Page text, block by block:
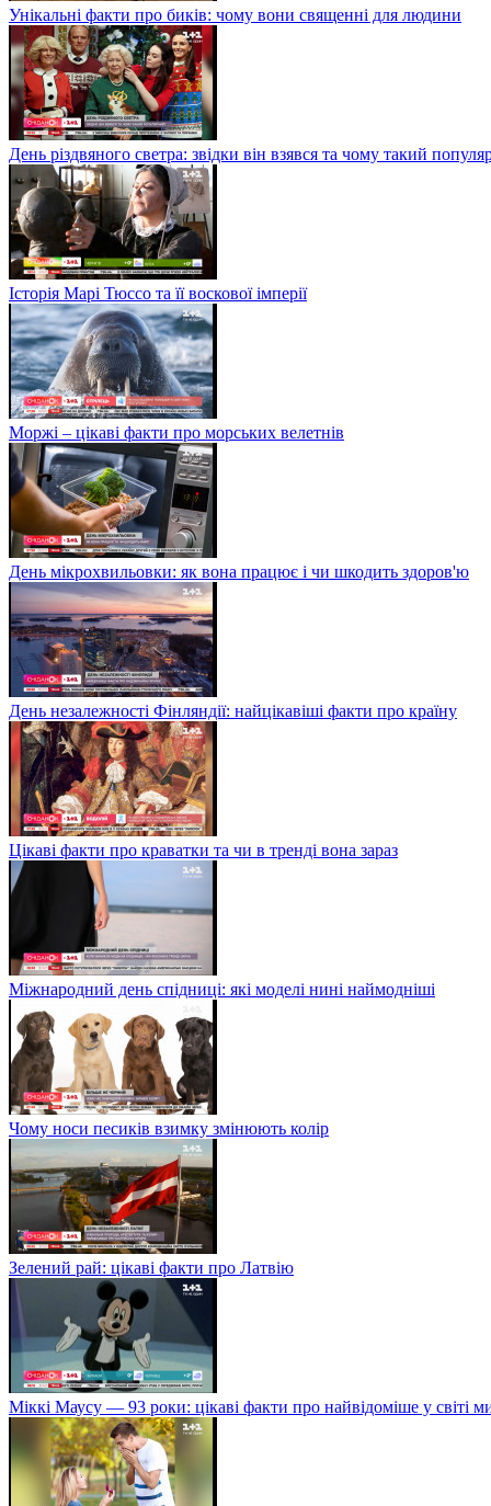
Унікальні факти про биків: чому вони священні для людини
День різдвяного светра: звідки він взявся та чому такий
Історія Марі Тюссо та її воскової імперії
Моржі – цікаві факти про морських велетнів
День мікрохвильовки: як вона працює і чи шкодить здоров'ю
День незалежності Фінляндії: найцікавіші факти про країну
Цікаві факти про краватки та чи в тренді вона зараз
Міжнародний день спідниці: які моделі нині наймодніші
Чому носи песиків взимку змінюють колір
Зелений рай: цікаві факти про Латвію
Міккі Маусу — 93 роки: цікаві факти про найвідоміше у світі